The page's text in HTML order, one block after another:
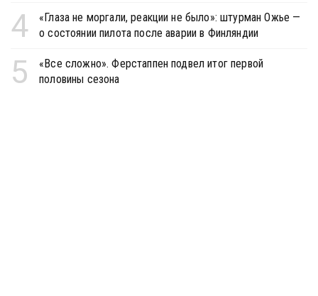
4
«Глаза не моргали, реакции не было»: штурман Ожье —
о состоянии пилота после аварии в Финляндии
5
«Все сложно». Ферстаппен подвел итог первой
половины сезона